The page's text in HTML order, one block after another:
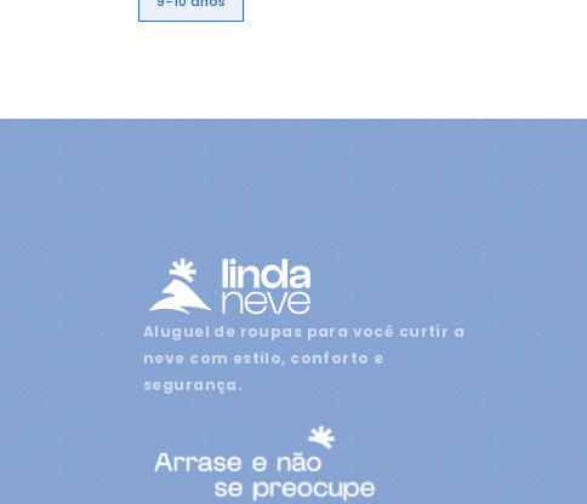
Aluguel de roupas para você curtir a
neve com estilo, conforto e
segurança.